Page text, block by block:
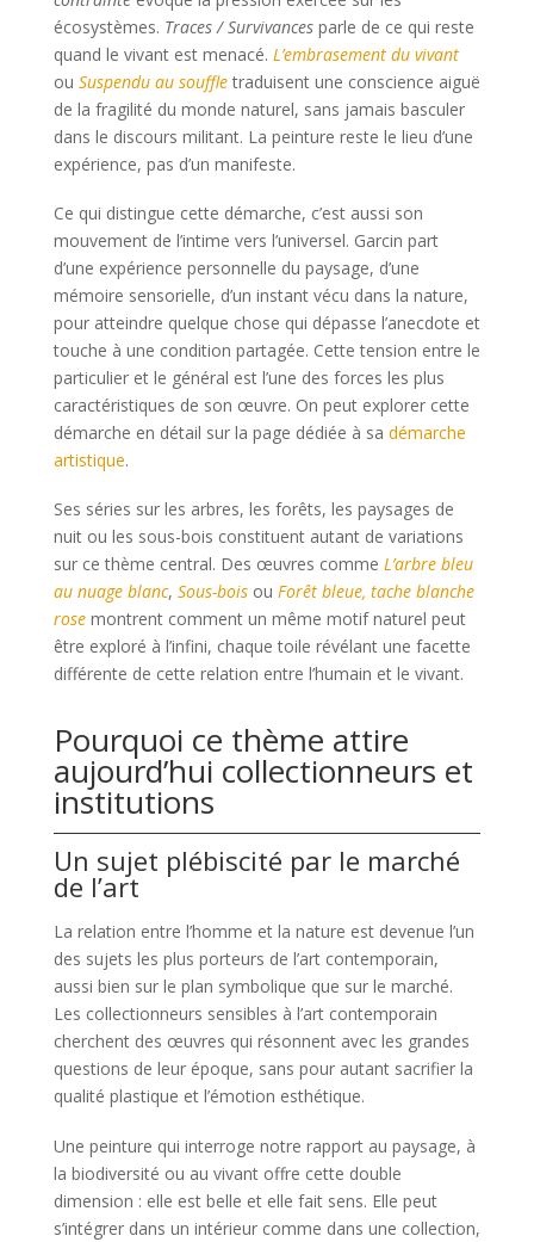
écosystèmes. Traces / Survivancesparle de ce qui reste
quand le vivant est menacé. L’embrasement du vivant
ou Suspendu au souffletraduisent une conscience aiguë
de la fragilité du monde naturel, sans jamais basculer
dans le discours militant. La peinture reste le lieu d’une
expérience, pas d’un manifeste.
Ce qui distingue cette démarche, c’est aussi son
mouvement de l’intime vers l’universel. Garcin part
d’une expérience personnelle du paysage, d’une
mémoire sensorielle, d’un instant vécu dans la nature,
pour atteindre quelque chose qui dépasse l’anecdote et
touche à une condition partagée. Cette tension entre le
particulier et le général est l’une des forces les plus
caractéristiques de son œuvre. On peut explorer cette
démarche en détail sur la page dédiée à sa démarche
artistique.
Ses séries sur les arbres, les forêts, les paysages de
nuit ou les sous-bois constituent autant de variations
sur ce thème central. Des œuvres comme L’arbre bleu
au nuage blanc, Sous-boisou Forêt bleue, tache blanche
rosemontrent comment un même motif naturel peut
être exploré à l’infini, chaque toile révélant une facette
différente de cette relation entre l’humain et le vivant.
Pourquoi ce thème attire
aujourd’hui collectionneurs et
institutions
Un sujet plébiscité par le marché
de l’art
La relation entre l’homme et la nature est devenue l’un
des sujets les plus porteurs de l’art contemporain,
aussi bien sur le plan symbolique que sur le marché.
Les collectionneurs sensibles à l’art contemporain
cherchent des œuvres qui résonnent avec les grandes
questions de leur époque, sans pour autant sacrifier la
qualité plastique et l’émotion esthétique.
Une peinture qui interroge notre rapport au paysage, à
la biodiversité ou au vivant offre cette double
dimension : elle est belle et elle fait sens. Elle peut
s’intégrer dans un intérieur comme dans une collection,